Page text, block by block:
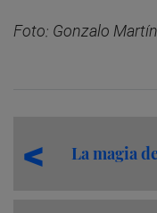
Foto: Gonzalo Martín
La magia